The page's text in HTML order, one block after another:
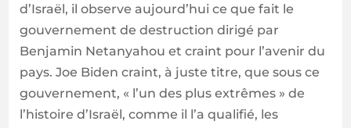
d’Israël, il observe aujourd’hui ce que fait le
gouvernement de destruction dirigé par
Benjamin Netanyahou et craint pour l’avenir du
pays. Joe Biden craint, à juste titre, que sous ce
gouvernement, « l’un des plus extrêmes » de
l’histoire d’Israël, comme il l’a qualifié, les